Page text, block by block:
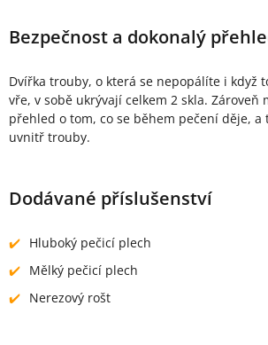
Bezpečnost a dokonalý
Dvířka trouby, o která se nepopálíte i když
vře, v sobě ukrývají celkem 2 skla. Zároveň
přehled o tom, co se během pečení děje, a
uvnitř trouby.
Dodávané příslušenství
Hluboký pečicí plech
Mělký pečicí plech
Nerezový rošt